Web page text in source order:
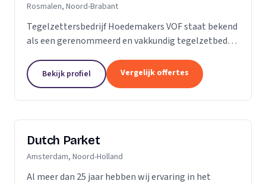
Rosmalen, Noord-Brabant
Tegelzettersbedrijf Hoedemakers VOF staat bekend
als een gerenommeerd en vakkundig tegelzetbedrijf
vloertegels en diverse soorten natuursteen. Grotere
of...
Bekijk profiel Vergelijk offertes
Dutch Parket
Amsterdam, Noord-Holland
Al meer dan 25 jaar hebben wij ervaring in het